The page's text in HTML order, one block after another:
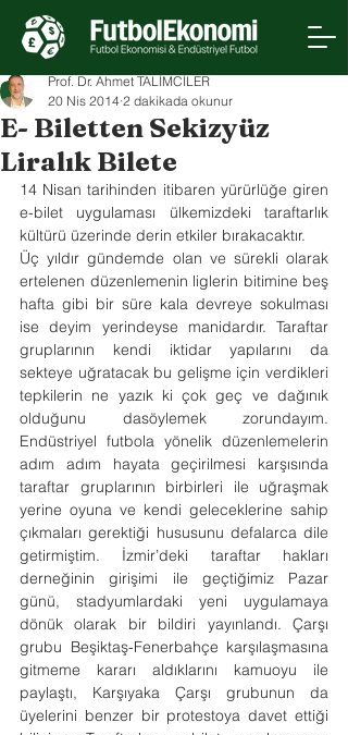
E- Biletten Sekizyüz
Liralık Bilete
Prof. Dr. Ahmet TALİMCİLER
20 Nis 2014 2 dakikada okunur
​14 Nisan tarihinden itibaren yürürlüğe giren
e-bilet uygulaması ülkemizdeki taraftarlık
kültürü üzerinde derin etkiler bırakacaktır.
Üç yıldır gündemde olan ve sürekli olarak
ertelenen düzenlemenin liglerin bitimine beş
hafta gibi bir süre kala devreye sokulması
ise deyim yerindeyse manidardır. Taraftar
gruplarının kendi iktidar yapılarını da
sekteye uğratacak bu gelişme için verdikleri
tepkilerin ne yazık ki çok geç ve dağınık
olduğunu dasöylemek zorundayım.
Endüstriyel futbola yönelik düzenlemelerin
adım adım hayata geçirilmesi karşısında
taraftar gruplarının birbirleri ile uğraşmak
yerine oyuna ve kendi geleceklerine sahip
çıkmaları gerektiği hususunu defalarca dile
getirmiştim. İzmir’deki taraftar hakları
derneğinin girişimi ile geçtiğimiz Pazar
günü, stadyumlardaki yeni uygulamaya
dönük olarak bir bildiri yayınlandı. Çarşı
grubu Beşiktaş-Fenerbahçe karşılaşmasına
gitmeme kararı aldıklarını kamuoyu ile
paylaştı, Karşıyaka Çarşı grubunun da
üyelerini benzer bir protestoya davet ettiği